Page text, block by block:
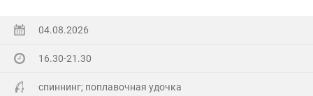
поймал.
На заказе еще покидал спиннинг. Поймал 8 наников.
Отпустил, и пошел домой.
04.08.2026
16.30-21.30
спиннинг; поплавочная удочка